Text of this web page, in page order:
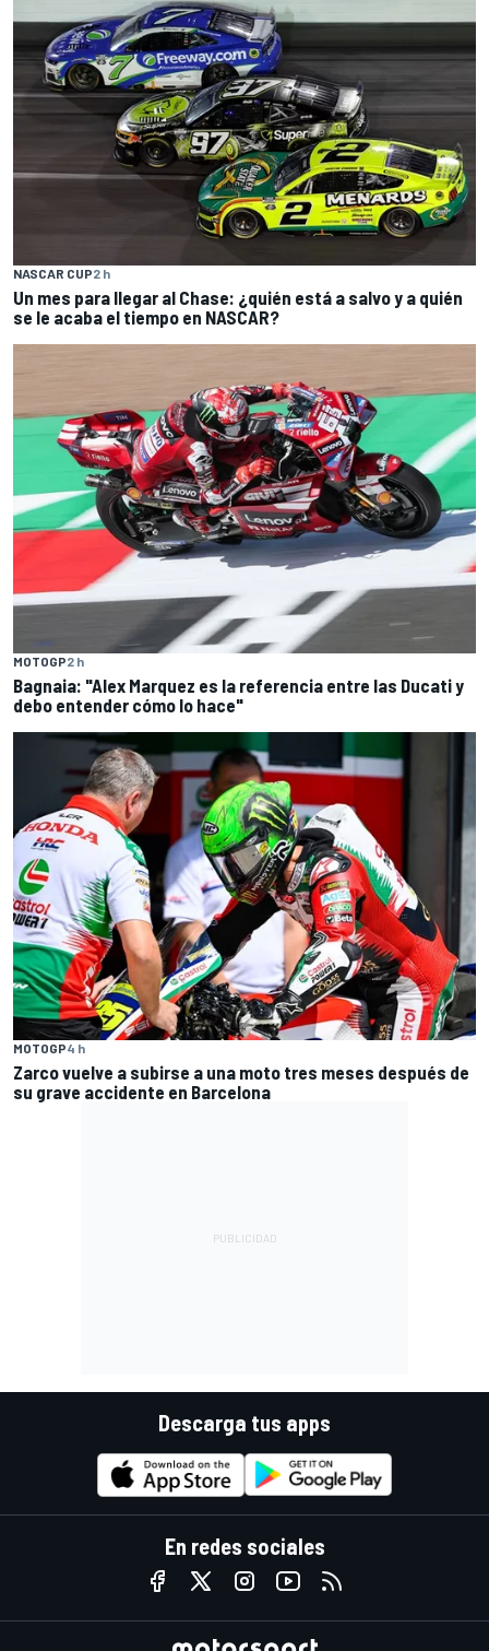
NASCAR CUP2 h
Un mes para llegar al Chase: ¿quién está a salvo y a quién
se le acaba el tiempo en NASCAR?
MOTOGP2 h
Bagnaia: "Alex Marquez es la referencia entre las Ducati y
debo entender cómo lo hace"
MOTOGP4 h
Zarco vuelve a subirse a una moto tres meses después de
su grave accidente en Barcelona
Descarga tus apps
En redes sociales